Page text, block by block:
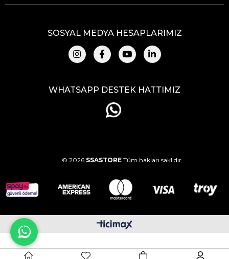
SOSYAL MEDYA HESAPLARIMIZ
WHATSAPP DESTEK HATTIMIZ
© 2026 SSASTORE Tüm hakları saklıdır.